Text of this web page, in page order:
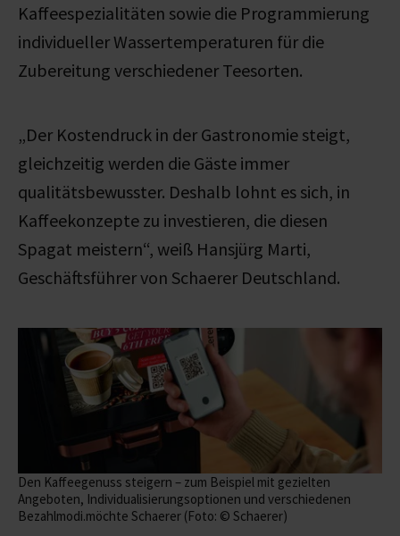
Kaffeespezialitäten sowie die Programmierung
individueller Wassertemperaturen für die
Zubereitung verschiedener Teesorten.
„Der Kostendruck in der Gastronomie steigt,
gleichzeitig werden die Gäste immer
qualitätsbewusster. Deshalb lohnt es sich, in
Kaffeekonzepte zu investieren, die diesen
Spagat meistern“, weiß Hansjürg Marti,
Geschäftsführer von Schaerer Deutschland.
Den Kaffeegenuss steigern – zum Beispiel mit gezielten
Angeboten, Individualisierungsoptionen und verschiedenen
Bezahlmodi.möchte Schaerer (Foto: © Schaerer)